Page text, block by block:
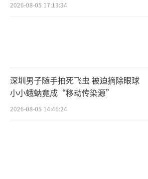
2026-08-05 17:13:34
深圳男子随手拍死飞虫 被迫摘除眼球
小小蛾蚋竟成“移动传染源”
2026-08-05 14:46:24